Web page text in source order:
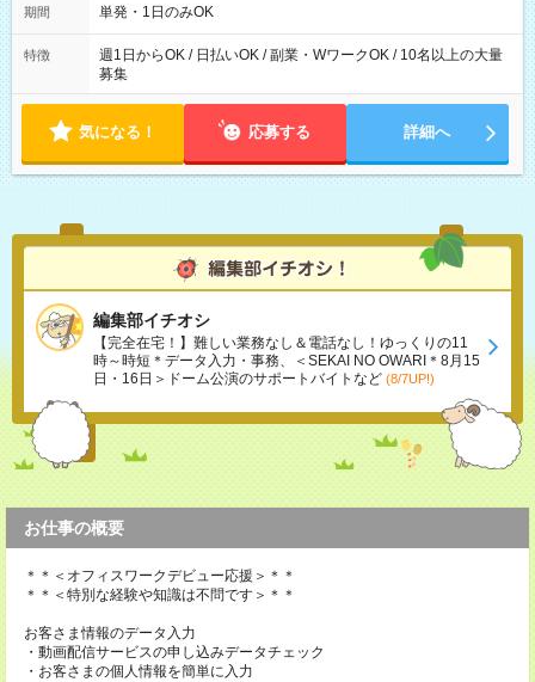
可能です！ ※1日あたりの最大実働時間は日勤、夜勤共に勤務し
期間 単発・1日のみOK
特徴
週1日からOK / 日払いOK / 副業・WワークOK / 10名以上の大量
募集
気になる！ 応募する 詳細へ
編集部イチオシ
【完全在宅！】難しい業務なし＆電話なし！ゆっくりの11
時～時短＊データ入力・事務、＜SEKAI NO OWARI＊8月15
日・16日＞ドーム公演のサポートバイトなど (8/7UP!)
お仕事の概要
＊＊＜オフィスワークデビュー応援＞＊＊
＊＊＜特別な経験や知識は不問です＞＊＊
お客さま情報のデータ入力
・動画配信サービスの申し込みデータチェック
・お客さまの個人情報を簡単に入力